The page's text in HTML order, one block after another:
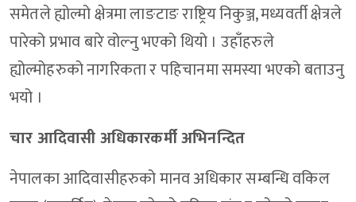
समेतले ह्योल्मो क्षेत्रमा लाङटाङ राष्ट्रिय निकुञ्ज, मध्यवर्ती क्षेत्रले
पारेको प्रभाव बारे वोल्नु भएको थियो । उहाँहरुले
ह्योल्मोहरुको नागरिकता र पहिचानमा समस्या भएको बताउनु
भयो ।
चार आदिवासी अधिकारकर्मी अभिनन्दित
नेपालका आदिवासीहरुको मानव अधिकार सम्बन्धि वकिल